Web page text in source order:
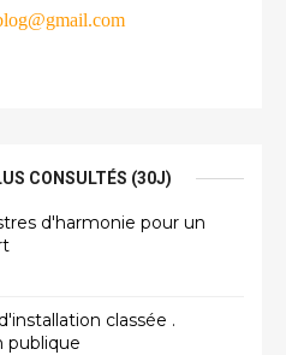
CONSULTÉS (30J)
d'harmonie pour un
classée .
publique